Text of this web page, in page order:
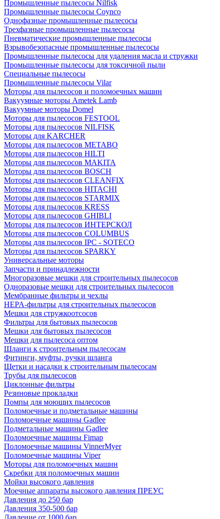
Промышленные пылесосы Nilfisk
Промышленные пылесосы Coynco
Однофазные промышленные пылесосы
Трехфазные промышленные пылесосы
Пневматические промышленные пылесосы
Взрывобезопасные промышленные пылесосы
Промышленные пылесосы для удаления масла и стружки
Промышленные пылесосы для токсичной пыли
Специальные пылесосы
Промышленные пылесосы Vilar
Моторы для пылесосов и поломоечных машин
Вакуумные моторы Ametek Lamb
Вакуумные моторы Domel
Моторы для пылесосов FESTOOL
Моторы для пылесосов NILFISK
Моторы для KARCHER
Моторы для пылесосов METABO
Моторы для пылесосов HILTI
Моторы для пылесосов MAKITA
Моторы для пылесосов BOSCH
Моторы для пылесосов CLEANFIX
Моторы для пылесосов HITACHI
Моторы для пылесосов STARMIX
Моторы для пылесосов KRESS
Моторы для пылесосов GHIBLI
Моторы для пылесосов ИНТЕРСКОЛ
Моторы для пылесосов COLUMBUS
Моторы для пылесосов IPC - SOTECO
Моторы для пылесосов SPARKY
Универсальные моторы
Запчасти и принадлежности
Многоразовые мешки для строительных пылесосов
Одноразовые мешки для строительных пылесосов
Мембранные фильтры и чехлы
HEPA-фильтры для строительных пылесосов
Мешки для стружкоотсосов
Фильтры для бытовых пылесосов
Мешки для бытовых пылесосов
Мешки для пылесоса оптом
Шланги к строительным пылесосам
Фитинги, муфты, ручки шланга
Щетки и насадки к строительным пылесосам
Трубы для пылесосов
Циклонные фильтры
Резиновые прокладки
Помпы для моющих пылесосов
Поломоечные и подметальные машины
Поломоечные машины Gadlee
Подметальные машины Gadlee
Поломоечные машины Fimap
Поломоечные машины VinnerMyer
Поломоечные машины Viper
Моторы для поломоечных машин
Скребки для поломоечных машин
Мойки высокого давления
Моечные аппараты высокого давления ПРЕУС
Давления до 250 бар
Давления 350-500 бар
Давление от 1000 бар